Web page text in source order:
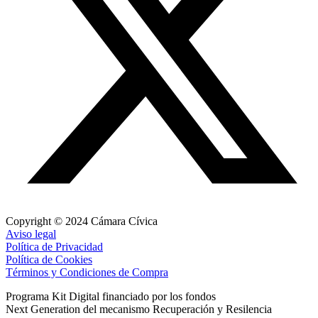
Copyright © 2024 Cámara Cívica
Aviso legal
Política de Privacidad
Política de Cookies
Términos y Condiciones de Compra
Programa Kit Digital financiado por los fondos
Next Generation del mecanismo Recuperación y Resilencia